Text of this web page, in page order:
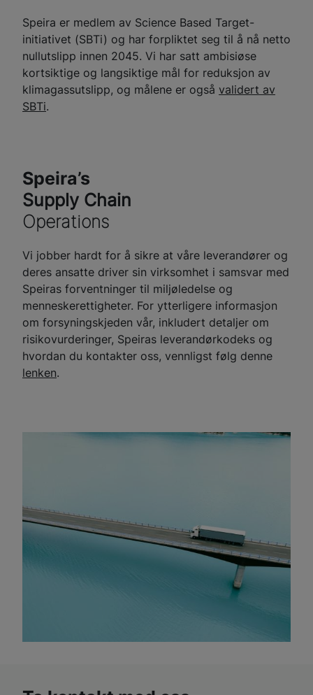
Speira er medlem av Science Based Target-
initiativet (SBTi) og har forpliktet seg til å nå netto
nullutslipp innen 2045. Vi har satt ambisiøse
kortsiktige og langsiktige mål for reduksjon av
klimagassutslipp, og målene er også validert av
SBTi.
Speira’s
Supply Chain
Operations
Vi jobber hardt for å sikre at våre leverandører og
deres ansatte driver sin virksomhet i samsvar med
Speiras forventninger til miljøledelse og
menneskerettigheter. For ytterligere informasjon
om forsyningskjeden vår, inkludert detaljer om
risikovurderinger, Speiras leverandørkodeks og
hvordan du kontakter oss, vennligst følg denne
lenken.